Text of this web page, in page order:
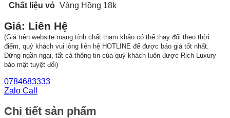
Chất liệu vỏ Vàng Hồng 18k
Giá: Liên Hệ
(Giá trên website mang tính chất tham khảo có thể thay đổi theo thời
điểm, quý khách vui lòng liên hệ HOTLINE để được báo giá tốt nhất.
Đừng ngần ngại, tất cả thông tin của quý khách luôn được Rich Luxury
bảo mật tuyệt đối)
0784683333
Zalo Call
Chi tiết sản phẩm